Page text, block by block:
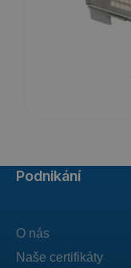
Podnikání
O nás
Naše certifikáty